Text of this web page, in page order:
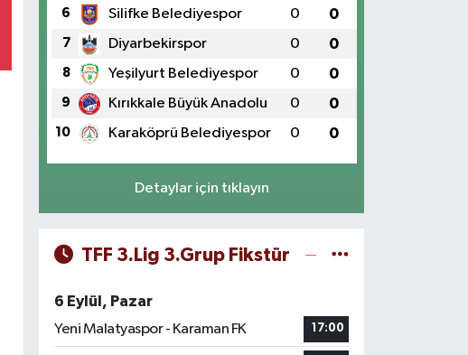
6 Silifke Belediyespor 0 0
7 Diyarbekirspor 0 0
8 Yeşilyurt Belediyespor 0 0
9 Kırıkkale Büyük Anadolu 0 0
10 Karaköprü Belediyespor 0 0
Detaylar için tıklayın
TFF 3.Lig 3.Grup Fikstür
6 Eylül, Pazar
Yeni Malatyaspor - Karaman FK
17:00